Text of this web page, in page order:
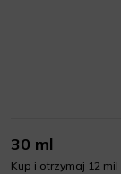
30 ml
Kup i otrzymaj 12 mil